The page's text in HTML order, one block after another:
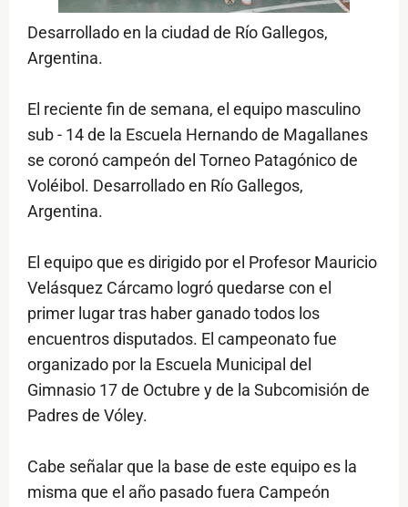
Desarrollado en la ciudad de Río Gallegos,
Argentina.
El reciente fin de semana, el equipo masculino
sub - 14 de la Escuela Hernando de Magallanes
se coronó campeón del Torneo Patagónico de
Voléibol. Desarrollado en Río Gallegos,
Argentina.
El equipo que es dirigido por el Profesor Mauricio
Velásquez Cárcamo logró quedarse con el
primer lugar tras haber ganado todos los
encuentros disputados. El campeonato fue
organizado por la Escuela Municipal del
Gimnasio 17 de Octubre y de la Subcomisión de
Padres de Vóley.
Cabe señalar que la base de este equipo es la
misma que el año pasado fuera Campeón